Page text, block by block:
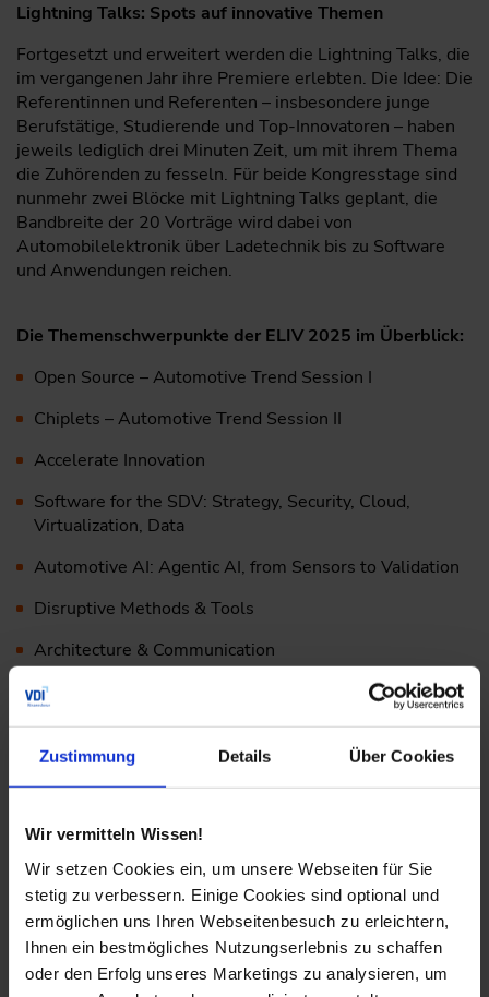
Zustimmung Details Über Cookies
Wir vermitteln Wissen!
Wir setzen Cookies ein, um unsere Webseiten für Sie
stetig zu verbessern. Einige Cookies sind optional und
ermöglichen uns Ihren Webseitenbesuch zu erleichtern,
Ihnen ein bestmögliches Nutzungserlebnis zu schaffen
oder den Erfolg unseres Marketings zu analysieren, um
Lightning Talks: Spots auf innovative Themen
Fortgesetzt und erweitert werden die Lightning Talks, die
im vergangenen Jahr ihre Premiere erlebten. Die Idee: Die
Referentinnen und Referenten – insbesondere junge
Berufstätige, Studierende und Top-Innovatoren – haben
jeweils lediglich drei Minuten Zeit, um mit ihrem Thema
die Zuhörenden zu fesseln. Für beide Kongresstage sind
nunmehr zwei Blöcke mit Lightning Talks geplant, die
Bandbreite der 20 Vorträge wird dabei von
Automobilelektronik über Ladetechnik bis zu Software
und Anwendungen reichen.
Die Themenschwerpunkte der ELIV 2025 im Überblick:
Open Source – Automotive Trend Session I
Chiplets – Automotive Trend Session II
Accelerate Innovation
Software for the SDV: Strategy, Security, Cloud,
Virtualization, Data
Automotive AI: Agentic AI, from Sensors to Validation
Disruptive Methods & Tools
Architecture & Communication
Automated Driving: Validation, Safety
Electronics Technology for Mobility
Fachausstellung und Möglichkeiten zum Netzwerken
In der begleitenden Fachausstellung mit rund 100
Unternehmen können sich die Teilnehmenden ergänzend
zu den Fachvorträgen über neue Produkte und Services